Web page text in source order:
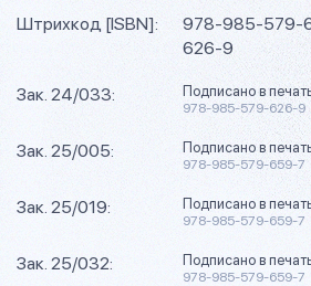
Штрихкод [ISBN]:
978-985-579-
626-9
Зак. 24/033: Подписано в
978-985-579-626-9
Зак. 25/005: Подписано в
978-985-579-659-7
Зак. 25/019: Подписано в
978-985-579-659-7
Зак. 25/032: Подписано в
978-985-579-659-7